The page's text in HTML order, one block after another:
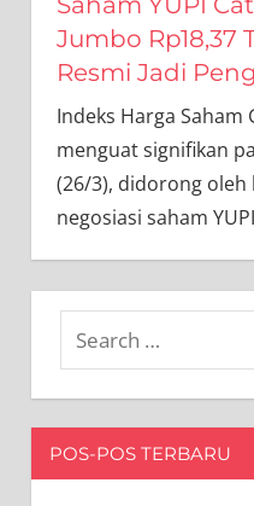
Jumbo Rp18,37
Resmi Jadi
Indeks Harga Saham
menguat signifikan
(26/3), didorong oleh
negosiasi saham
POS-POS TERBARU